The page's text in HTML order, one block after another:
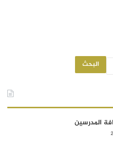
البحث
المدرسين